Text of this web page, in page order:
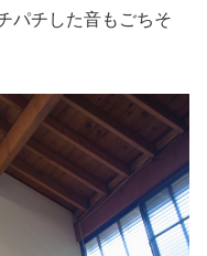
パチした音もごちそ